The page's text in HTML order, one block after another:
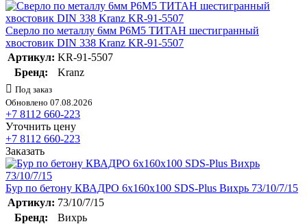
Сверло по металлу 6мм Р6М5 ТИТАН шестигранный
хвостовик DIN 338 Kranz KR-91-5507
Артикул: KR-91-5507
Бренд:
Kranz
Под заказ
Обновлено 07.08.2026
+7 8112 660-223
Уточнить цену
+7 8112 660-223
Заказать
Бур по бетону КВАДРО 6х160х100 SDS-Plus Вихрь 73/10/7/15
Артикул: 73/10/7/15
Бренд:
Вихрь